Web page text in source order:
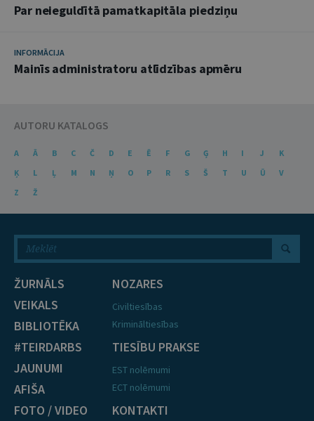
Par neieguldītā pamatkapitāla piedziņu
INFORMĀCIJA
Mainīs administratoru atlīdzības apmēru
AUTORU KATALOGS
A Ā B C Č D E Ē F G Ģ H I J
K
Ķ
L Ļ M N Ņ O P R S Š T U Ū
V
Z
Ž
ŽURNĀLS
VEIKALS
BIBLIOTĒKA
#TEIRDARBS
JAUNUMI
AFIŠA
FOTO / VIDEO
NOZARES
Civiltiesības
Krimināltiesības
TIESĪBU PRAKSE
EST nolēmumi
ECT nolēmumi
KONTAKTI